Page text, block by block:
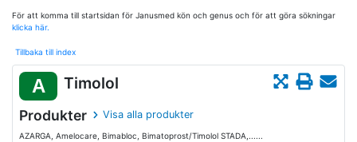
För att komma till startsidan för Janusmed kön och genus och för att göra sökningar
klicka här.
Tillbaka till index
A Timolol
Produkter Visa alla produkter
AZARGA, Amelocare, Bimabloc, Bimatoprost/Timolol STADA,......